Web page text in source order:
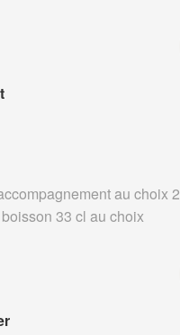
au choix 2
33 cl au choix